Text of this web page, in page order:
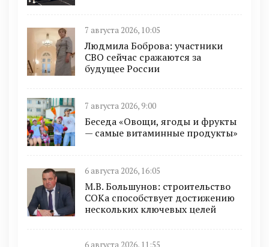
7 августа 2026, 10:05
Людмила Боброва: участники
СВО сейчас сражаются за
будущее России
7 августа 2026, 9:00
Беседа «Овощи, ягоды и фрукты
— самые витаминные продукты»
6 августа 2026, 16:05
М.В. Большунов: строительство
СОКа способствует достижению
нескольких ключевых целей
6 августа 2026, 11:55